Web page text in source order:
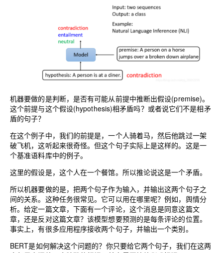
机器要做的是判断，是否有可能从前提中推断出假设(premise)。
这个前提与这个假设(hypothesis)相矛盾吗？或者说它们不是相矛
盾的句子？
在这个例子中，我们的前提是，一个人骑着马，然后他跳过一架
破飞机，这听起来很奇怪。但这个句子实际上是这样的。这是一
个基准语料库中的例子。
这里的假设是，这个人在一个餐馆。所以推论说这是一个矛盾。
所以机器要做的是，把两个句子作为输入，并输出这两个句子之
间的关系。这种任务很常见。它可以用在哪里呢？例如，舆情分
析。给定一篇文章，下面有一个评论，这个消息是同意这篇文
章，还是反对这篇文章？该模型想要预测的是每条评论的位置。
事实上，有很多应用程序接收两个句子，并输出一个类别。
BERT是如何解决这个问题的？你只要给它两个句子，我们在这两